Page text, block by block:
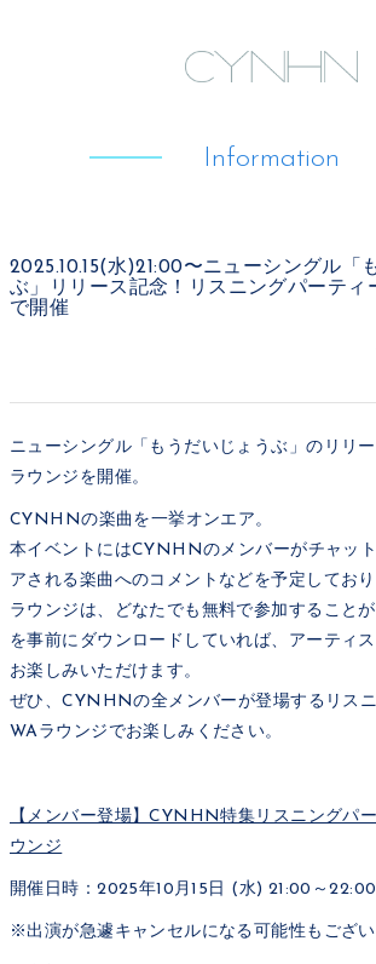
Information
2025.10.15(水)21:00〜ニューシングル「
ぶ」リリース記念！リスニングパーティ
で開催
ニューシングル「もうだいじょうぶ」のリリ
ラウンジを開催。
CYNHNの楽曲を一挙オンエア。
本イベントにはCYNHNのメンバーがチャッ
アされる楽曲へのコメントなどを予定しており
ラウンジは、どなたでも無料で参加すること
を事前にダウンロードしていれば、アーティ
お楽しみいただけます。
ぜひ、CYNHNの全メンバーが登場するリス
WAラウンジでお楽しみください。
【メンバー登場】CYNHN特集リスニングパ
ウンジ
開催日時：2025年10月15日 (水) 21:00～22:00
※出演が急遽キャンセルになる可能性もござい